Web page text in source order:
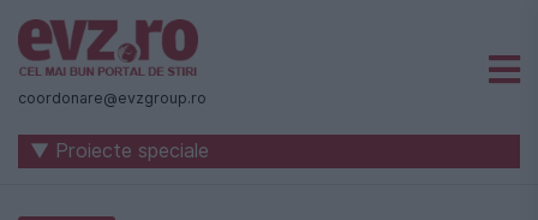
Știri
naționale
internaționale
coordonare@evzgroup.ro
▼ Proiecte speciale